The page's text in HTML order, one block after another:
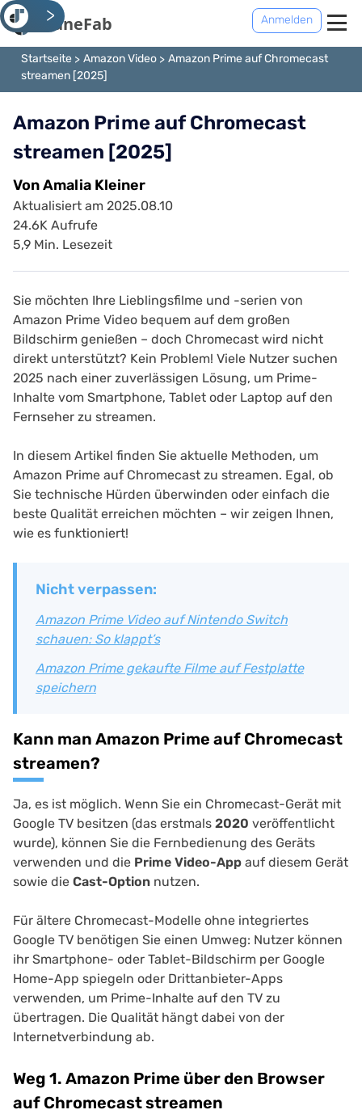
Anmelden
Startseite Amazon Video
Amazon Prime auf Chromecast
streamen [2025]
Amazon Prime auf Chromecast
streamen [2025]
Von Amalia Kleiner
Aktualisiert am 2025.08.10
24.6K Aufrufe
5,9 Min. Lesezeit
Sie möchten Ihre Lieblingsfilme und -serien von
Amazon Prime Video bequem auf dem großen
Bildschirm genießen – doch Chromecast wird nicht
direkt unterstützt? Kein Problem! Viele Nutzer suchen
2025 nach einer zuverlässigen Lösung, um Prime-
Inhalte vom Smartphone, Tablet oder Laptop auf den
Fernseher zu streamen.
In diesem Artikel finden Sie aktuelle Methoden, um
Amazon Prime auf Chromecast zu streamen. Egal, ob
Sie technische Hürden überwinden oder einfach die
beste Qualität erreichen möchten – wir zeigen Ihnen,
wie es funktioniert!
Nicht verpassen:
Amazon Prime Video auf Nintendo Switch
schauen: So klappt’s
Amazon Prime gekaufte Filme auf Festplatte
speichern
Kann man Amazon Prime auf Chromecast
streamen?
Ja, es ist möglich. Wenn Sie ein Chromecast-Gerät mit
Google TV besitzen (das erstmals 2020 veröffentlicht
wurde), können Sie die Fernbedienung des Geräts
verwenden und die Prime Video-App auf diesem Gerät
sowie die Cast-Option nutzen.
Für ältere Chromecast-Modelle ohne integriertes
Google TV benötigen Sie einen Umweg: Nutzer können
ihr Smartphone- oder Tablet-Bildschirm per Google
Home-App spiegeln oder Drittanbieter-Apps
verwenden, um Prime-Inhalte auf den TV zu
übertragen. Die Qualität hängt dabei von der
Internetverbindung ab.
Weg 1. Amazon Prime über den Browser
auf Chromecast streamen
<